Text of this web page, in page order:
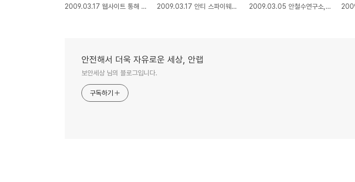
2009.03.17 웹사이트 통해 유포되는 악성코드 매달 2배씩 급증 2009.03.17 안티 스파이웨어 엔진 통합_1시간 이내 수시 업데이트 체계 2009.03.05 안철수연구소, "중국 현지 성공한 기업" 만들겠다.
안전해서 더욱 자유로운 세상, 안랩
보안세상 님의 블로그입니다.
구독하기